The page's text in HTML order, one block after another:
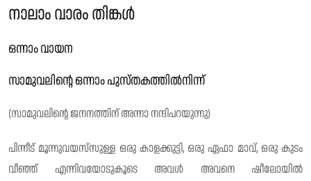
നാലാം വാരം തിങ്കൾ
ഒന്നാം വായന
സാമുവലിന്റെ ഒന്നാം പുസ്‌തകത്തിൽനിന്ന്
(സാമുവലിന്റെ ജനനത്തിന് അന്നാ നന്ദിപറയുന്നു)
പിന്നീട് മൂന്നുവയസ്‌സുള്ള ഒരു കാളക്കുട്ടി, ഒരു ഏഫാ മാവ്, ഒരു കുടം
വീഞ്ഞ് എന്നിവയോടുകൂടെ അവൾ അവനെ ഷീലോയിൽ